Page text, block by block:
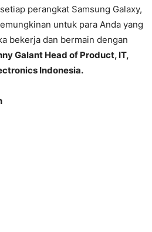
perangkat Samsung Galaxy,
untuk para Anda yang
bekerja dan bermain dengan
Galant Head of Product, IT,
Indonesia.